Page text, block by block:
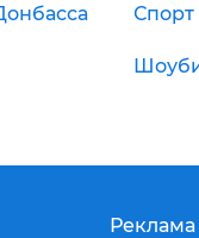
Спорт
Реклама